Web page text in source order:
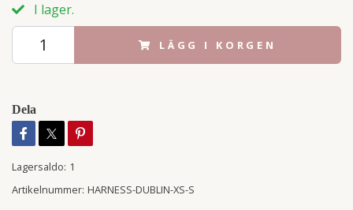
I lager.
LÄGG I KORGEN
Dela
Lagersaldo: 1
Artikelnummer: HARNESS-DUBLIN-XS-S